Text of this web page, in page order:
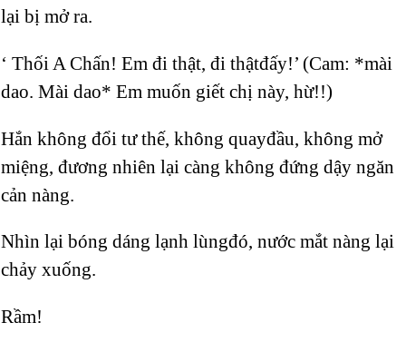
lại bị mở ra.
‘ Thối A Chấn! Em đi thật, đi thậtđấy!’ (Cam: *mài
dao. Mài dao* Em muốn giết chị này, hừ!!)
Hắn không đổi tư thế, không quayđầu, không mở
miệng, đương nhiên lại càng không đứng dậy ngăn
cản nàng.
Nhìn lại bóng dáng lạnh lùngđó, nước mắt nàng lại
chảy xuống.
Rầm!